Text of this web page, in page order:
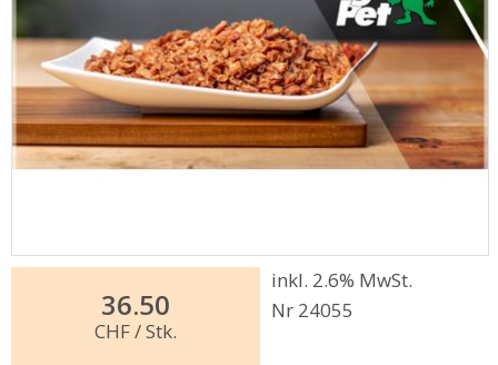
36.50
CHF/ Stk.
inkl. 2.6% MwSt.
Nr 24055